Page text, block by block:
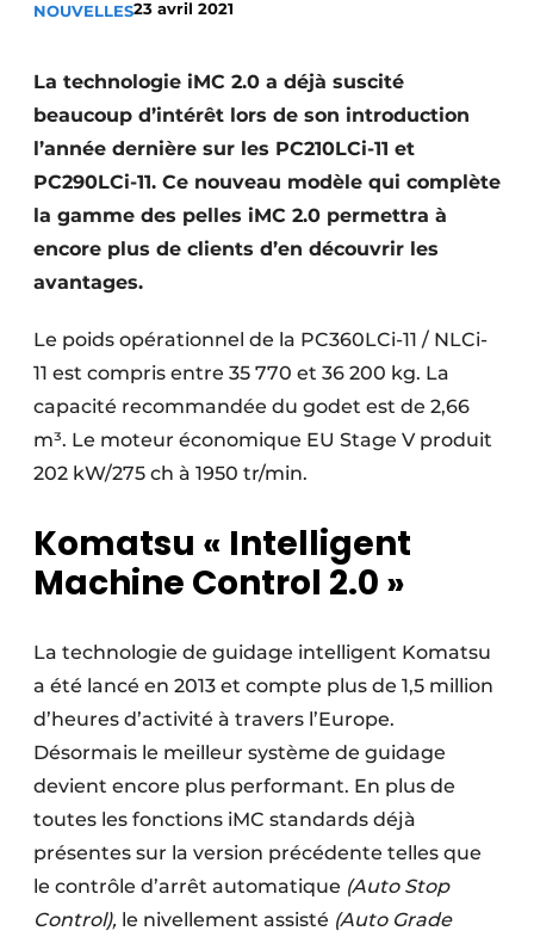
Construction bois
Contrôle d’accès
Éclairage
Fondations
Façades
Géotextiles
Protection solaire
Sécurité incendie
Software
Techniques ferroviaires
Travaux ferroviaires
NOUVELLES23 avril 2021
La technologie iMC 2.0 a déjà suscité
beaucoup d’intérêt lors de son introduction
l’année dernière sur les PC210LCi-11 et
PC290LCi-11. Ce nouveau modèle qui complète
la gamme des pelles iMC 2.0 permettra à
encore plus de clients d’en découvrir les
avantages.
Le poids opérationnel de la PC360LCi-11 / NLCi-
11 est compris entre 35 770 et 36 200 kg. La
capacité recommandée du godet est de 2,66
m³. Le moteur économique EU Stage V produit
202 kW/275 ch à 1950 tr/min.
Komatsu « Intelligent
Machine Control 2.0 »
La technologie de guidage intelligent Komatsu
a été lancé en 2013 et compte plus de 1,5 million
d’heures d’activité à travers l’Europe.
Désormais le meilleur système de guidage
devient encore plus performant. En plus de
toutes les fonctions iMC standards déjà
présentes sur la version précédente telles que
le contrôle d’arrêt automatique (Auto Stop
Control), le nivellement assisté (Auto Grade